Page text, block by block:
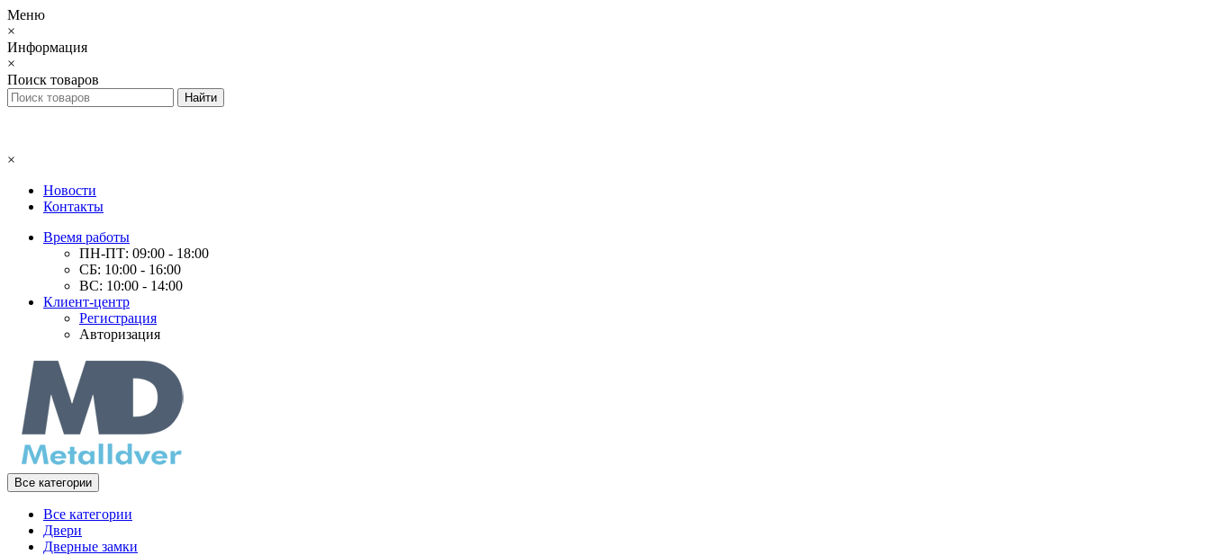
Меню
×
Информация
×
Поиск товаров
×
Новости
Контакты
Время работы
ПН-ПТ: 09:00 - 18:00
СБ: 10:00 - 16:00
ВС: 10:00 - 14:00
Клиент-центр
Регистрация
Авторизация
Все категории
Все категории
Двери
Дверные замки